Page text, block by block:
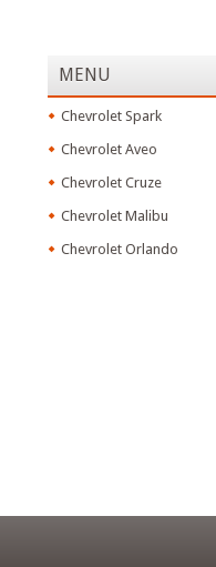
MENU
Chevrolet Spark
Chevrolet Aveo
Chevrolet Cruze
Chevrolet Malibu
Chevrolet Orlando